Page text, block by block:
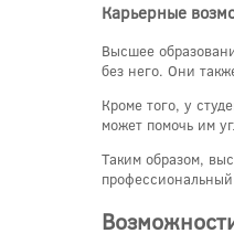
Карьерные
Высшее
без него. Они
Кроме того, у
может помочь им
Таким образом,